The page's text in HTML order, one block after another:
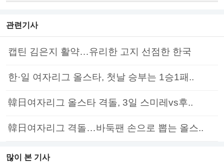
관련기사
캡틴 김은지 활약…유리한 고지 선점한 한국
한·일 여자리그 올스타, 첫날 승부는 1승1패..
韓日여자리그 올스타 격돌, 3일 스미레vs후..
韓日여자리그 격돌…바둑팬 손으로 뽑는 올스..
많이 본 기사